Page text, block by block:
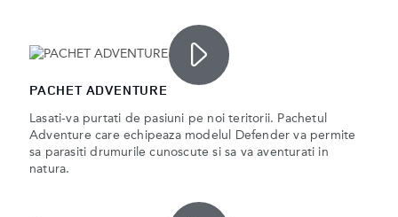
PACHET ADVENTURE
Lasati-va purtati de pasiuni pe noi teritorii. Pachetul
Adventure care echipeaza modelul Defender va permite
sa parasiti drumurile cunoscute si sa va aventurati in
natura.